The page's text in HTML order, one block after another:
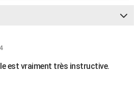
est vraiment très instructive.